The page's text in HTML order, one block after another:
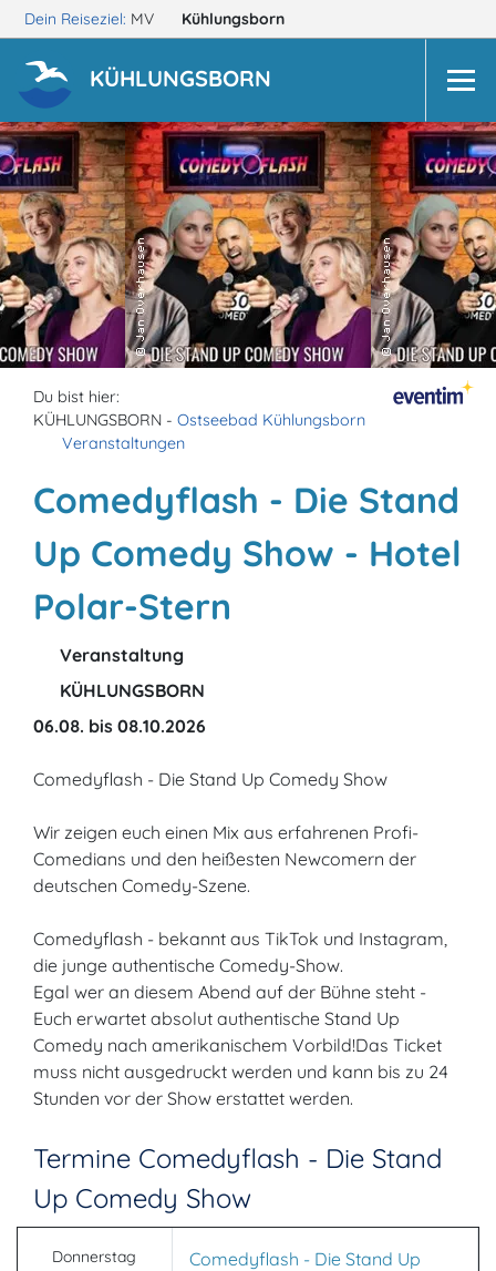
Dein Reiseziel: MV Kühlungsborn
KÜHLUNGSBORN
Du bist hier:
KÜHLUNGSBORN - Ostseebad Kühlungsborn
Veranstaltungen
Comedyflash - Die Stand
Up Comedy Show - Hotel
Polar-Stern
Veranstaltung
KÜHLUNGSBORN
06.08. bis 08.10.2026
Comedyflash - Die Stand Up Comedy Show
Wir zeigen euch einen Mix aus erfahrenen Profi-
Comedians und den heißesten Newcomern der
deutschen Comedy-Szene.
Comedyflash - bekannt aus TikTok und Instagram,
die junge authentische Comedy-Show.
Egal wer an diesem Abend auf der Bühne steht -
Euch erwartet absolut authentische Stand Up
Comedy nach amerikanischem Vorbild!Das Ticket
muss nicht ausgedruckt werden und kann bis zu 24
Stunden vor der Show erstattet werden.
Termine Comedyflash - Die Stand
Up Comedy Show
Donnerstag
Comedyflash - Die Stand Up